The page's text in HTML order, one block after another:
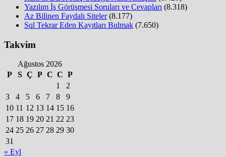
Yazılım İş Görüşmesi Soruları ve Cevapları (8.318)
Az Bilinen Faydalı Siteler (8.177)
Sql Tekrar Eden Kayıtları Bulmak (7.650)
Takvim
Ağustos 2026
P
S Ç P C C P
1
2
3
4 5 6 7 8
9
10 11 12 13 14 15 16
17 18 19 20 21 22 23
24 25 26 27 28 29 30
31
« Eyl